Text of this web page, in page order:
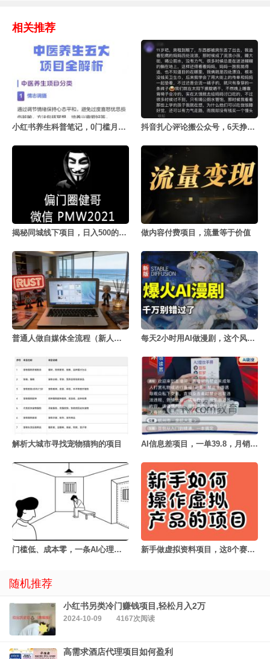
相关推荐
小红书养生科普笔记，0门槛月赚5000+ 抖音扎心评论搬公众号，6天挣了1653元
揭秘同城线下项目，日入500的秘密 做内容付费项目，流量等于价值
普通人做自媒体全流程（新人版） 每天2小时用AI做漫剧，这个风口项目太香了
解析大城市寻找宠物猫狗的项目 AI信息差项目，一单39.8，月销量4000+
门槛低、成本零，一条AI心理学动画50块 新手做虚拟资料项目，这8个赛道值得认真看一眼
随机推荐
小红书另类冷门赚钱项目,轻松月入2万
2024-10-09 4167次阅读
高需求酒店代理项目如何盈利